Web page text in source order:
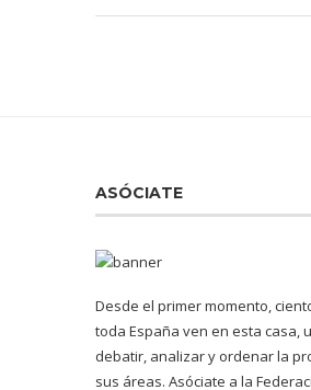
ASÓCIATE
Desde el primer momento,
toda España ven en esta casa,
debatir, analizar y ordenar la
sus áreas. Asóciate a la